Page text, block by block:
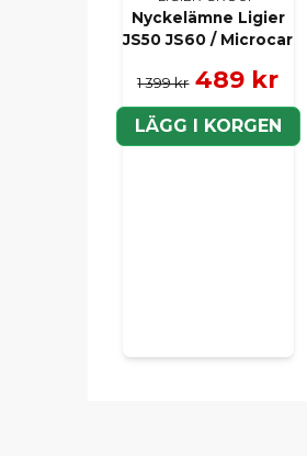
Nyckelämne Ligier
JS50 JS60 / Microcar
1 399 kr 489 kr
LÄGG I KORGEN